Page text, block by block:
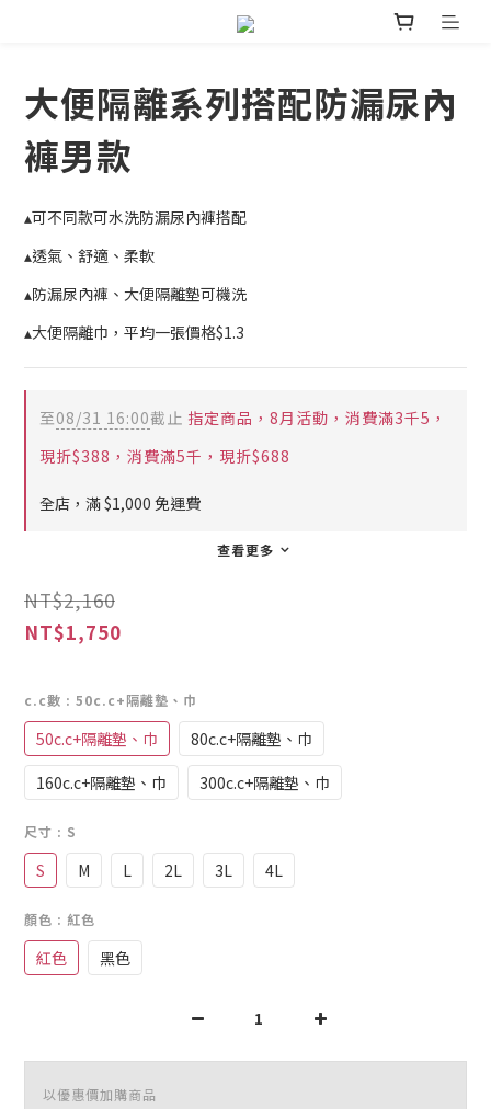
大便隔離系列搭配防漏尿內
褲男款
▴可不同款可水洗防漏尿內褲搭配
▴透氣、舒適、柔軟
▴防漏尿內褲、大便隔離墊可機洗
▴大便隔離巾，平均一張價格$1.3
至08/31 16:00截止 指定商品，8月活動，消費滿3千5，
現折$388，消費滿5千，現折$688
全店，滿 $1,000 免運費
查看更多
NT$2,160
NT$1,750
c.c數 : 50c.c+隔離墊、巾
50c.c+隔離墊、巾
80c.c+隔離墊、巾
160c.c+隔離墊、巾
300c.c+隔離墊、巾
尺寸 : S
S M L 2L 3L 4L
顏色 : 紅色
紅色 黑色
以優惠價加購商品